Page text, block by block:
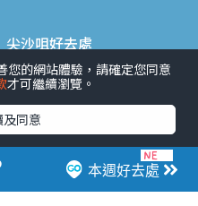
本週好去處
尖沙咀好去處
好去處 旺角好去處 社會
#美食社群熱話
用程式
#限時搶
戶中心 #著數 #網絡熱話
的網站體驗，請確定您同意
才可繼續瀏覽。
同意